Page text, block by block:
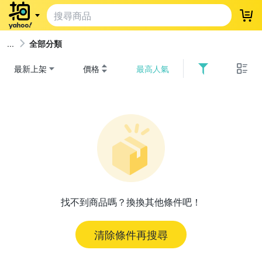
登
全部分類
最新上架 價格 最高人氣
找不到商品嗎？換換其他條件吧！
清除條件再搜尋